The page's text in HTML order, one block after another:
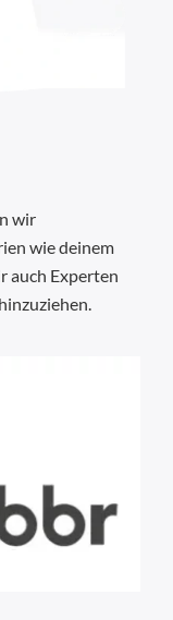
wir
wie deinem
auch Experten